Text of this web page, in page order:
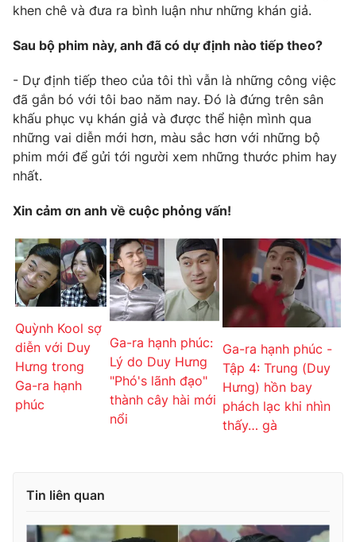
khen chê và đưa ra bình luận như những khán giả.
Sau bộ phim này, anh đã có dự định nào tiếp theo?
- Dự định tiếp theo của tôi thì vẫn là những công việc
đã gắn bó với tôi bao năm nay. Đó là đứng trên sân
khấu phục vụ khán giả và được thể hiện mình qua
những vai diễn mới hơn, màu sắc hơn với những bộ
phim mới để gửi tới người xem những thước phim hay
nhất.
Xin cảm ơn anh về cuộc phỏng vấn!
Quỳnh Kool sợ
diễn với Duy
Hưng trong
Ga-ra hạnh
phúc
Ga-ra hạnh phúc:
Lý do Duy Hưng
"Phó's lãnh đạo"
thành cây hài mới
nổi
Ga-ra hạnh phúc -
Tập 4: Trung (Duy
Hưng) hồn bay
phách lạc khi nhìn
thấy… gà
Tin liên quan